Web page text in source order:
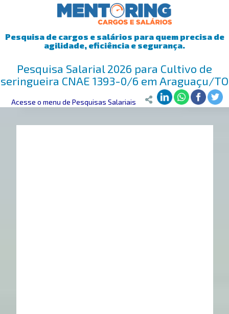
Pesquisa de cargos e salários para quem precisa de
agilidade, eficiência e segurança.
Pesquisa Salarial 2026 para Cultivo de
seringueira CNAE 1393-0/6 em Araguaçu/TO
Mentoring>Pesquisa Salarial>Araguaçu/TO>Cultivo de
Acesse o menu de Pesquisas Salariais